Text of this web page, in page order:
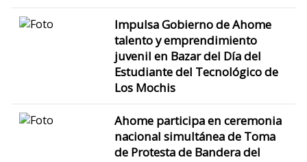
Impulsa Gobierno de Ahome
talento y emprendimiento
juvenil en Bazar del Día del
Estudiante del Tecnológico de
Los Mochis
Ahome participa en ceremonia
nacional simultánea de Toma
de Protesta de Bandera del